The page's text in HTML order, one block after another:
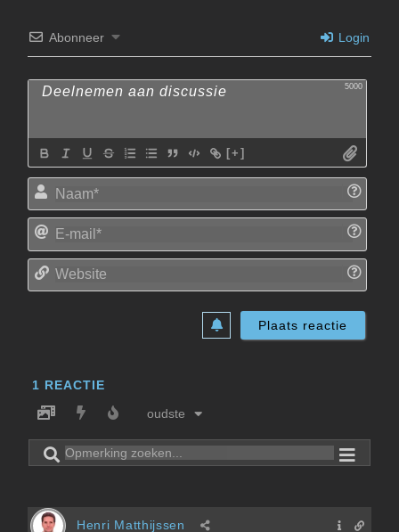
Abonneer Login
5000
[+]
E-
1 REACTIE
oudste
Henri Matthijssen